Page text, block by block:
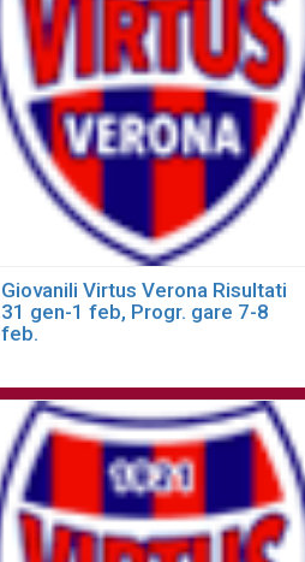
Giovanili Virtus Verona Risultati
31 gen-1 feb, Progr. gare 7-8
feb.